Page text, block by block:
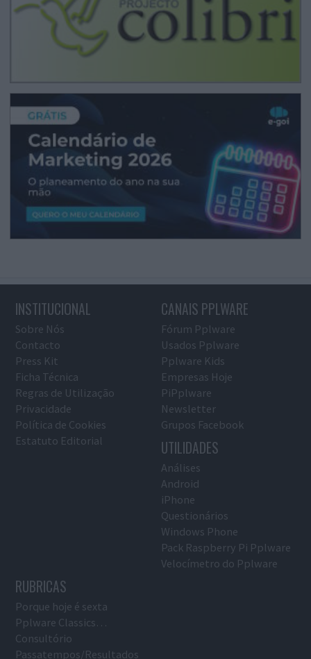
INSTITUCIONAL
Sobre Nós
Contacto
Press Kit
Ficha Técnica
Regras de Utilização
Privacidade
Política de Cookies
Estatuto Editorial
CANAIS PPLWARE
Fórum Pplware
Usados Pplware
Pplware Kids
Empresas Hoje
PiPplware
Newsletter
Grupos Facebook
UTILIDADES
Análises
Android
iPhone
Questionários
Windows Phone
Pack Raspberry Pi Pplware
Velocímetro do Pplware
RUBRICAS
Porque hoje é sexta
Pplware Classics…
Consultório
Passatempos/Resultados